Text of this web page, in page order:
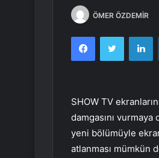
ÖMER ÖZDEMİR
FacebookTwitter
SHOW TV
damgasını
yeni bölümüyle
atlanması mümkün